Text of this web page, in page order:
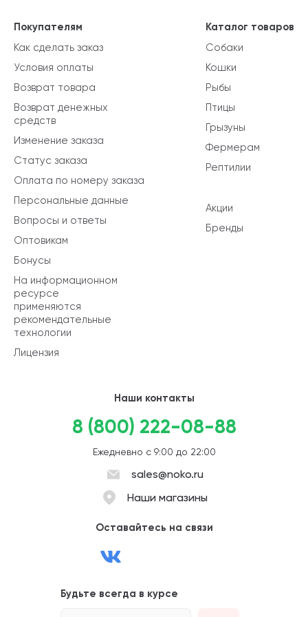
Каталог товаров
Собаки
Кошки
Рыбы
Птицы
Грызуны
Фермерам
Рептилии
Акции
Бренды
Покупателям
Как сделать заказ
Условия оплаты
Возврат товара
Возврат денежных
средств
Изменение заказа
Статус заказа
Оплата по номеру заказа
Персональные данные
Вопросы и ответы
Оптовикам
Бонусы
На информационном
ресурсе
применяются
рекомендательные
технологии
Лицензия
Наши контакты
8 (800) 222-08-88
Ежедневно с 9:00 до 22:00
sales@noko.ru
Наши магазины
Оставайтесь на связи
Будьте всегда в курсе